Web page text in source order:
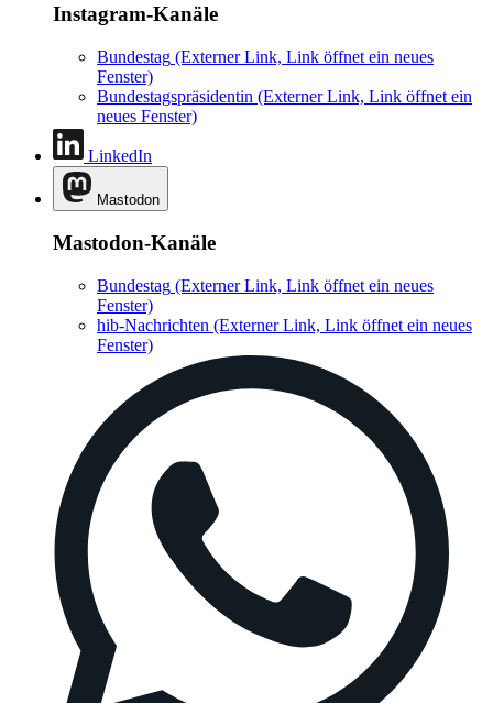
Instagram-Kanäle
Bundestag (Externer Link, Link öffnet ein neues
Fenster)
Bundestagspräsidentin (Externer Link, Link öffnet ein
neues Fenster)
LinkedIn
Mastodon
Mastodon-Kanäle
Bundestag (Externer Link, Link öffnet ein neues
Fenster)
hib-Nachrichten (Externer Link, Link öffnet ein neues
Fenster)